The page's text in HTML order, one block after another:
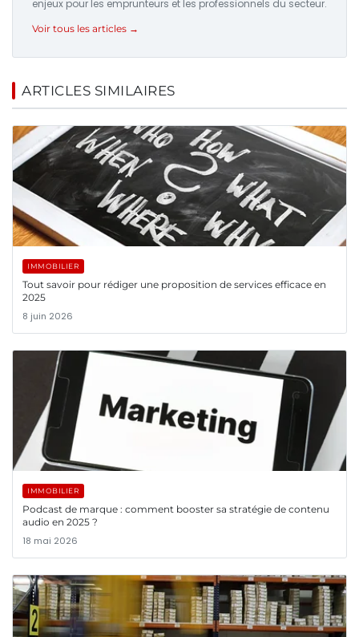
enjeux pour les emprunteurs et les professionnels du secteur.
Voir tous les articles →
ARTICLES SIMILAIRES
IMMOBILIER
Tout savoir pour rédiger une proposition de services efficace en
2025
8 juin 2026
IMMOBILIER
Podcast de marque : comment booster sa stratégie de contenu
audio en 2025 ?
18 mai 2026